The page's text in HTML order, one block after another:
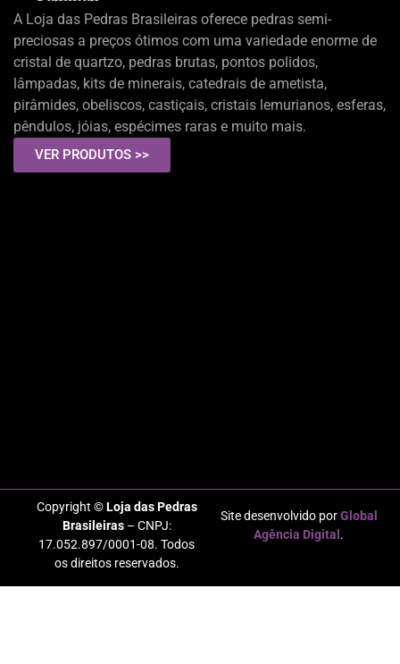
A Loja das Pedras Brasileiras oferece pedras semi-
preciosas a preços ótimos com uma variedade enorme de
cristal de quartzo, pedras brutas, pontos polidos,
lâmpadas, kits de minerais, catedrais de ametista,
pirâmides, obeliscos, castiçais, cristais lemurianos, esferas,
pêndulos, jóias, espécimes raras e muito mais.
VER PRODUTOS >>
Copyright ©Loja das Pedras
Brasileiras– CNPJ:
17.052.897/0001-08. Todos
os direitos reservados.
Site desenvolvido porGlobal
Agência Digital .